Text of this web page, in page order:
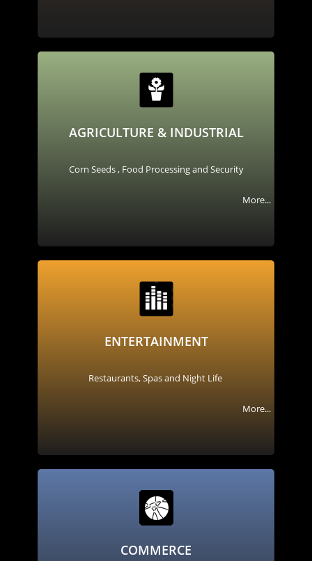
AGRICULTURE & INDUSTRIAL
Corn Seeds , Food Processing and Security
More...
ENTERTAINMENT
Restaurants, Spas and Night Life
More...
COMMERCE